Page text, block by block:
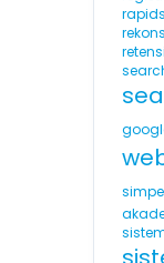
retensi